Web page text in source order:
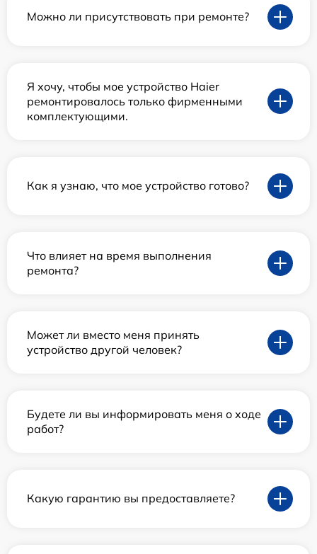
Можно ли присутствовать при ремонте?
Я хочу, чтобы мое устройство Haier
ремонтировалось только фирменными
комплектующими.
Как я узнаю, что мое устройство готово?
Что влияет на время выполнения
ремонта?
Может ли вместо меня принять
устройство другой человек?
Будете ли вы информировать меня о ходе
работ?
Какую гарантию вы предоставляете?